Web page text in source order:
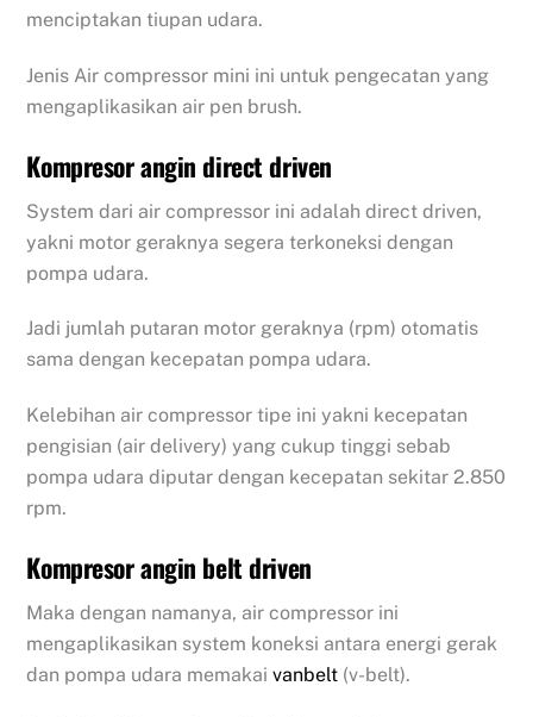
menciptakan tiupan udara.
Jenis Air compressor mini ini untuk pengecatan yang
mengaplikasikan air pen brush.
Kompresor angin direct driven
System dari air compressor ini adalah direct driven,
yakni motor geraknya segera terkoneksi dengan
pompa udara.
Jadi jumlah putaran motor geraknya (rpm) otomatis
sama dengan kecepatan pompa udara.
Kelebihan air compressor tipe ini yakni kecepatan
pengisian (air delivery) yang cukup tinggi sebab
pompa udara diputar dengan kecepatan sekitar 2.850
rpm.
Kompresor angin belt driven
Maka dengan namanya, air compressor ini
mengaplikasikan system koneksi antara energi gerak
dan pompa udara memakaivanbelt (v-belt).